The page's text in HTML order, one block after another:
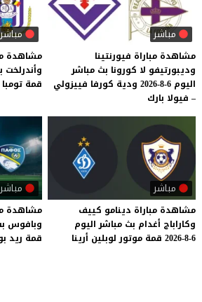
مباشر
مشاهدة مباراة فيورنتينا
وديبورتيفو لا كورونا بث مباشر
اليوم 6-8-2026 ودية كورفا فييزولي
– فيولا بارك
مباشر
مشاهدة
وأندرلخت
قمة تومبا
مباشر
مشاهدة مباراة دينامو كييف
وكاراباج أغدام بث مباشر اليوم
6-8-2026
قمة موتور لوبلين أرينا
مباشر
مشاهدة
وبافوس
قمة ريد